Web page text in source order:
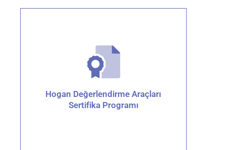
Hogan Değerlendirme Araçları
Sertifika Programı
Hogan Değerlendirme Araçları
Sertifikasyon